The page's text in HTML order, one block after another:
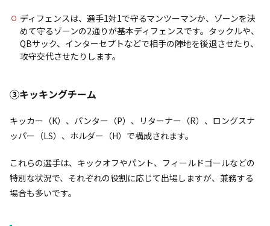
ディフェンスは、選手1対1で守るマンツーマンか、ゾーンを決
めて守るゾーンの2通りが基本ディフェンスです。タックルや、
QBサック、インターセプトなどで相手の陣地を後退させたり、
攻守交代させたりします。
③キッキングチーム
キッカー（K）、パンター（P）、リターナー（R）、ロングスナ
ッパー（LS）、ホルダー（H）で構成されます。
これらの選手は、キックオフやパント、フィールドゴールなどの
特別な状況で、それぞれの役割に応じて出場しますが、兼務する
場合も多いです。